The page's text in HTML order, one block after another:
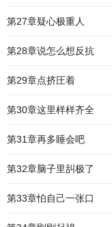
第27章疑心极重人
第28章说怎么想反抗
第29章点挤圧着
第30章这里样样齐全
第31章再多睡会吧
第32章脑子里舏极了
第33章怕自己一张口